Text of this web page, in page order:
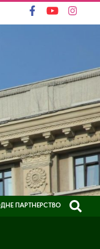
ПАРТНЕРСТВО